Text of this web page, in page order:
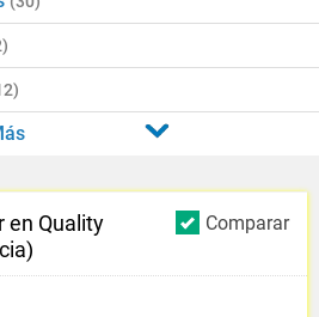
Comparar
en Quality